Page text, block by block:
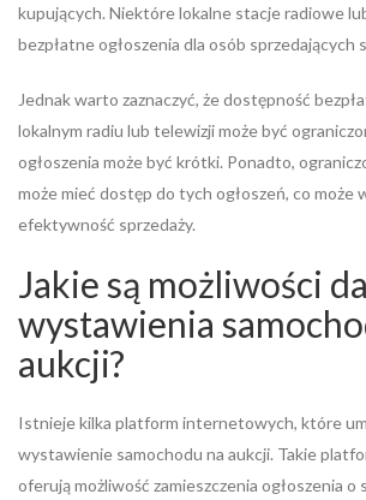
kupujących. Niektóre lokalne stacje radiowe
bezpłatne ogłoszenia dla osób sprzedających
Jednak warto zaznaczyć, że dostępność
lokalnym radiu lub telewizji może być
ogłoszenia może być krótki. Ponadto,
może mieć dostęp do tych ogłoszeń, co może
efektywność sprzedaży.
Jakie są możliwości
wystawienia
aukcji?
Istnieje kilka platform internetowych, które
wystawienie samochodu na aukcji. Takie
oferują możliwość zamieszczenia ogłoszenia o